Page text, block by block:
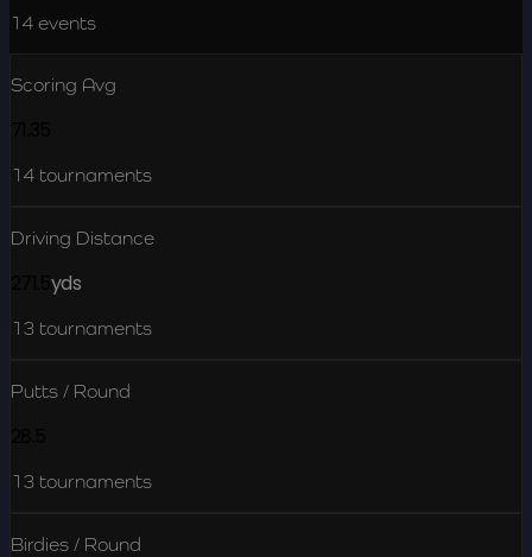
14 events
Scoring Avg
14 tournaments
Driving Distance
yds
13 tournaments
Putts / Round
13 tournaments
Birdies / Round